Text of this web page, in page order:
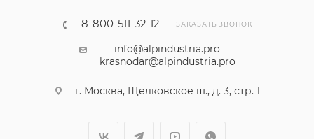
8-800-511-32-12 ЗАКАЗАТЬ ЗВОНОК
info@alpindustria.pro
krasnodar@alpindustria.pro
г. Москва, Щелковское ш., д. 3, стр. 1